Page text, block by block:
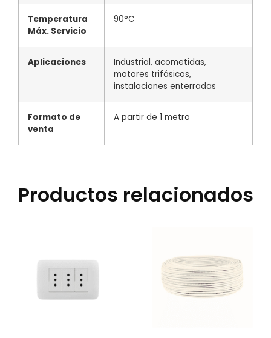
Temperatura
Máx. Servicio
90°C
Aplicaciones
Industrial, acometidas,
motores trifásicos,
instalaciones enterradas
Formato de
venta
A partir de 1 metro
Productos relacionados